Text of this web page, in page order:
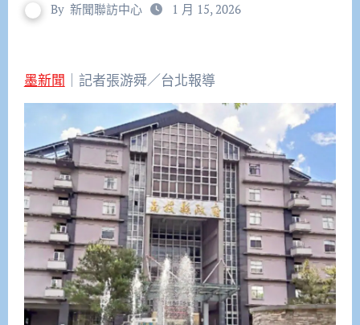
By 新聞聯訪中心 1 月 15, 2026
墨新聞 ｜記者張游舜／台北報導